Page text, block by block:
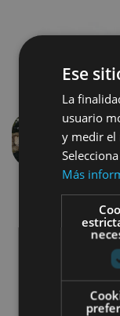
Anterior
Ese
La
usuario
y medir el
Más